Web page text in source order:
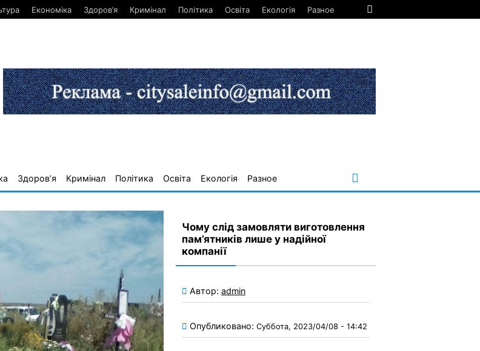
Економіка Здоров’я Кримінал Політика Освіта Екологія Разное
Здоров’я Кримінал Політика Освіта Екологія Разное
Чому слід замовляти виготовлення
пам’ятників лише у надійної
компанії
Автор: admin
Опубликовано: Суббота, 2023/04/08 - 14:42